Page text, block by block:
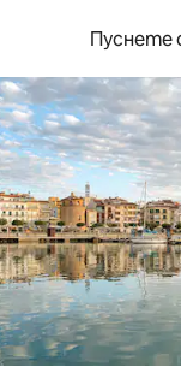
Пуснете